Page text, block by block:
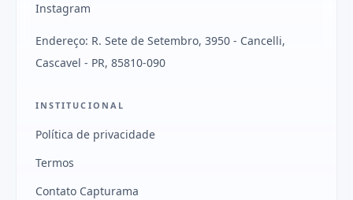
Instagram
Endereço: R. Sete de Setembro, 3950 - Cancelli,
Cascavel - PR, 85810-090
INSTITUCIONAL
Política de privacidade
Termos
Contato Capturama